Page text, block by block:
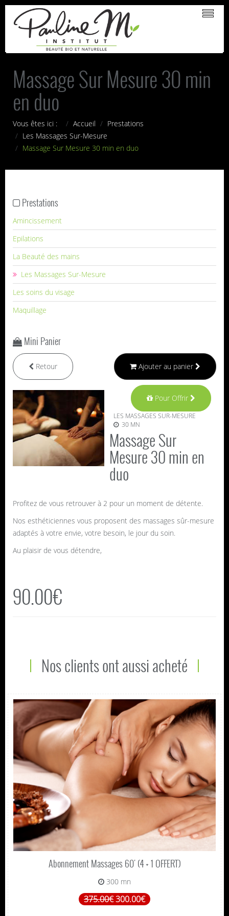
Massage Sur Mesure 30 min
en duo
Vous êtes ici : Accueil
Prestations
Les Massages Sur-Mesure
Massage Sur Mesure 30 min en duo
Prestations
Amincissement
Epilations
La Beauté des mains
Les Massages Sur-Mesure
Les soins du visage
Maquillage
Mini Panier
Retour Ajouter au panier
Pour Offrir
LES MASSAGES SUR-MESURE
30 MN
Massage Sur
Mesure 30 min en
duo
Profitez de vous retrouver à 2 pour un moment de détente.
Nos esthéticiennes vous proposent des massages sûr-mesure
adaptés à votre envie, votre besoin, le jour du soin.
Au plaisir de vous détendre,
90.00€
Nos clients ont aussi acheté
Abonnement Massages 60' (4 + 1 OFFERT)
300 mn
375.00€300.00€